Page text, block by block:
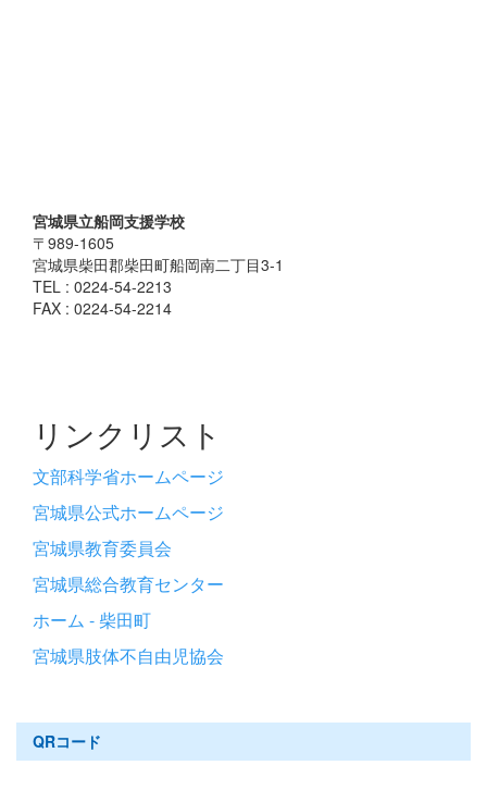
宮城県立船岡支援学校
〒989-1605
宮城県柴田郡柴田町船岡南二丁目3-1
TEL : 0224-54-2213
FAX : 0224-54-2214
リンクリスト
文部科学省ホームページ
宮城県公式ホームページ
宮城県教育委員会
宮城県総合教育センター
ホーム - 柴田町
宮城県肢体不自由児協会
QRコード